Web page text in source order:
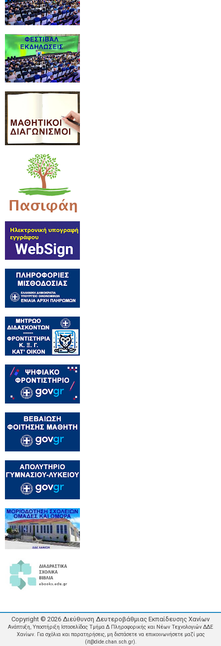
Copyright © 2026 Διεύθυνση Δευτεροβάθμιας Εκπαίδευσης Χανίων
Ανάπτυξη, Υποστήριξη Ιστοσελίδας Τμήμα Δ Πληροφορικής και Νέων Τεχνολογιών ΔΔΕ
Χανίων. Για σχόλια και παρατηρήσεις, μη διστάσετε να επικοινωνήσετε μαζί μας
(it@dide.chan.sch.gr).